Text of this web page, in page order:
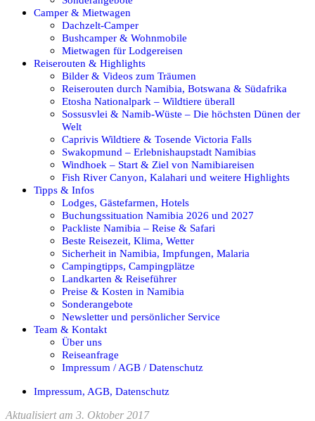
Camper & Mietwagen
Dachzelt-Camper
Bushcamper & Wohnmobile
Mietwagen für Lodgereisen
Reiserouten & Highlights
Bilder & Videos zum Träumen
Reiserouten durch Namibia, Botswana & Südafrika
Etosha Nationalpark – Wildtiere überall
Sossusvlei & Namib-Wüste – Die höchsten Dünen der
Welt
Caprivis Wildtiere & Tosende Victoria Falls
Swakopmund – Erlebnishaupstadt Namibias
Windhoek – Start & Ziel von Namibiareisen
Fish River Canyon, Kalahari und weitere Highlights
Tipps & Infos
Lodges, Gästefarmen, Hotels
Buchungssituation Namibia 2026 und 2027
Packliste Namibia – Reise & Safari
Beste Reisezeit, Klima, Wetter
Sicherheit in Namibia, Impfungen, Malaria
Campingtipps, Campingplätze
Landkarten & Reiseführer
Preise & Kosten in Namibia
Sonderangebote
Newsletter und persönlicher Service
Team & Kontakt
Über uns
Reiseanfrage
Impressum / AGB / Datenschutz
Impressum, AGB, Datenschutz
Aktualisiert am 3. Oktober 2017